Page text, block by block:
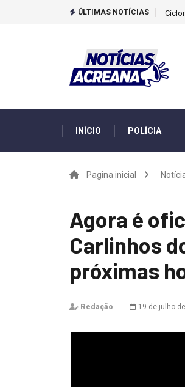
ÚLTIMAS NOTÍCIAS
INÍCIO POLÍCIA
Pagina inicial
Agora é
Carlinhos
próximas
Redação 19 de julho